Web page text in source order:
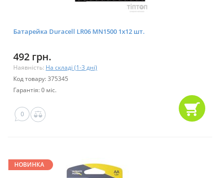
Батарейка Duracell LR06 MN1500 1х12 шт.
492 грн.
Наявність: На складі (1-3 дні)
Код товару: 375345
Гарантія: 0 міс.
0
НОВИНКА